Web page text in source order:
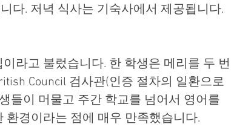
다. 저녁 식사는 기숙사에서 제공됩니다.
라고 불렀습니다. 한 학생은 메리를 두 번
Council 검사관(인증 절차의 일환으로
들이 머물고 주간 학교를 넘어서 영어를
환경이라는 점에 매우 만족했습니다.